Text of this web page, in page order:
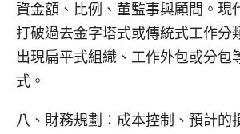
資金額、比例、董監事與顧問。現
打破過去金字塔式或傳統式工作分
出現扁平式組織、工作外包或分包
式。
八、財務規劃：成本控制、預計的